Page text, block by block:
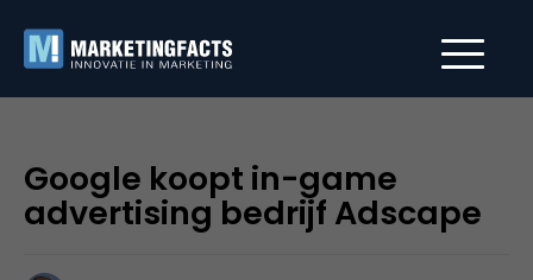
Google koopt in-game
advertising bedrijf Adscape